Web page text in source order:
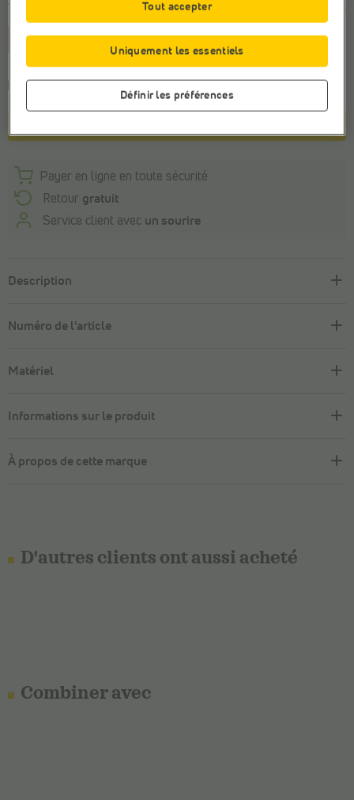
Taille Dernier article
28
Commandé avant 22h, livraison le mardi
Payer en ligne en toute sécurité
Retour gratuit
Service client avec un sourire
Description
Numéro de l'article
Matériel
Informations sur le produit
À propos de cette marque
D'autres clients ont aussi acheté
Combiner avec
Définir les préférences
Uniquement les essentiels
Tout accepter